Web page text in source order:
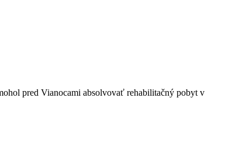
pred Vianocami absolvovať rehabilitačný pobyt v